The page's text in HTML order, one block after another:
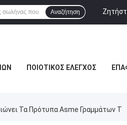
Αναζήτηση
ΠΟΙΟΤΙΚΌΣ ΈΛΕΓΧΟΣ
Τα Πρότυπα Asme Γραμμάτων Τ